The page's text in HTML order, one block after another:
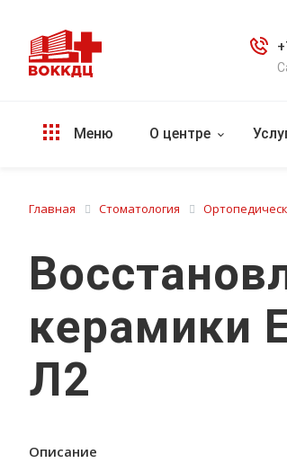
Меню О центре
Главная Стоматология
керамики
Л2
Описание